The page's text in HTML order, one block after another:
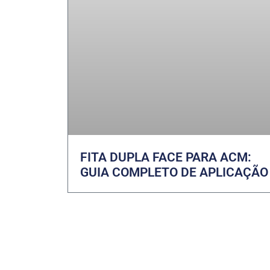
FITA DUPLA FACE PARA ACM:
GUIA COMPLETO DE APLICAÇÃO